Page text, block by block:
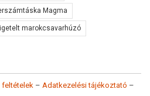
Magma
marokcsavarhúzó
feltételek – Adatkezelési tájékoztató –